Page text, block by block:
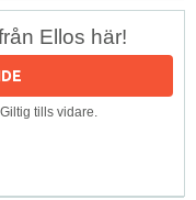
Ellos här!
tills vidare.